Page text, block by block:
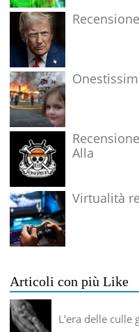
Alla
Virtualità
Articoli con più Like
L’era delle culle